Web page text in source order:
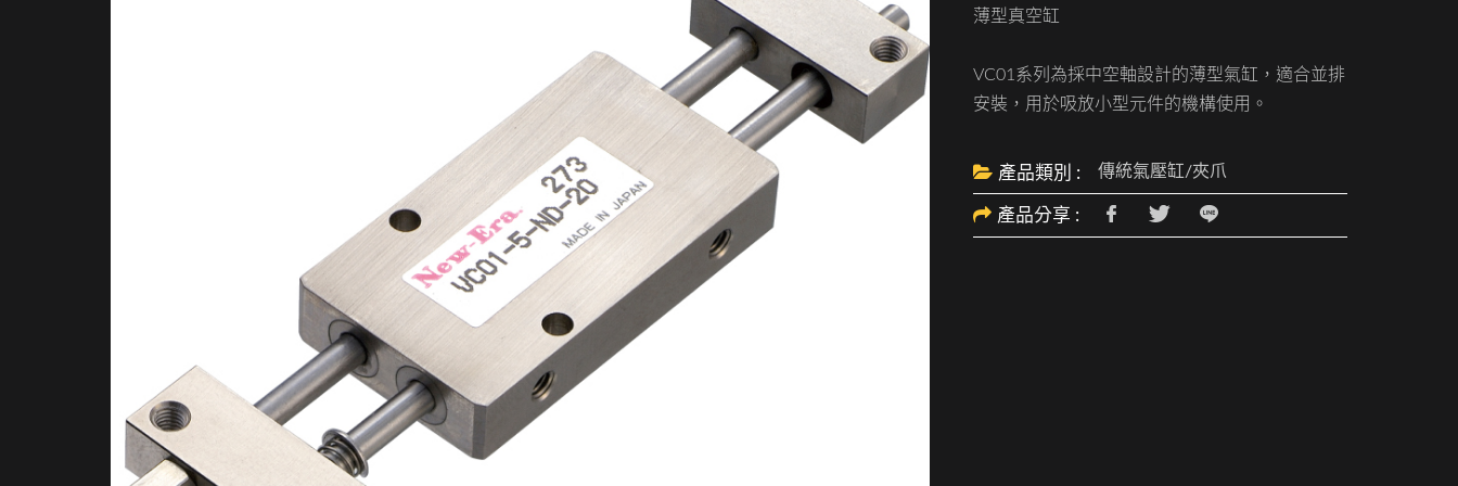
薄型真空缸
VC01系列為採中空軸設計的薄型氣缸，適合並排
安裝，用於吸放小型元件的機構使用。
產品類別 : 傳統氣壓缸/夾爪
產品分享 :